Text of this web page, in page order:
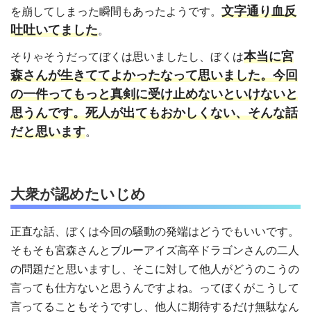
を崩してしまった瞬間もあったようです。 文字通り血反
吐吐いてました。
そりゃそうだってぼくは思いましたし、ぼくは本当に宮
森さんが生きててよかったなって思いました。今回
の一件ってもっと真剣に受け止めないといけないと
思うんです。死人が出てもおかしくない、そんな話
だと思います。
大衆が認めたいじめ
正直な話、ぼくは今回の騒動の発端はどうでもいいです。
そもそも宮森さんとブルーアイズ高卒ドラゴンさんの二人
の問題だと思いますし、そこに対して他人がどうのこうの
言っても仕方ないと思うんですよね。ってぼくがこうして
言ってることもそうですし、他人に期待するだけ無駄なん